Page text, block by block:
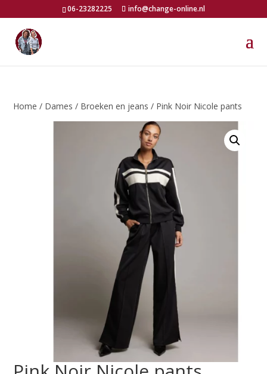
06-23282225 info@change-online.nl
Home / Dames / Broeken en jeans / Pink Noir Nicole pants